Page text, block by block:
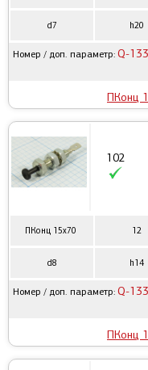
d7 h20
Номер / доп. параметр: Q-
ПКонц
ПКонц 15x70 12
d8 h14
Номер / доп. параметр: Q-
ПКонц
102